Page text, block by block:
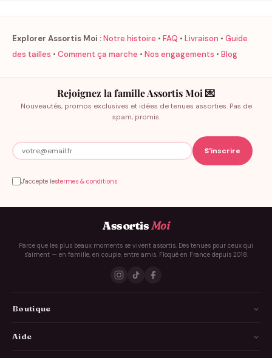
Explorer Assortis Moi :Notre histoire • FAQ • Livraison • Guide
des tailles • Comment ça marche • Nos engagements • Blog
Rejoignez la famille Assortis Moi 💌
Nouveautés, promos exclusives et idées de tenues assorties. Pas de
spam, promis.
J'accepte lestermes & conditions
AssortisMoi
Parce que les plus beaux moments se vivent assortis. Des tenues pour ceux qui
s'aiment — en famille, en couple, entre amis. Floqué en France depuis 2018.
Boutique
Aide